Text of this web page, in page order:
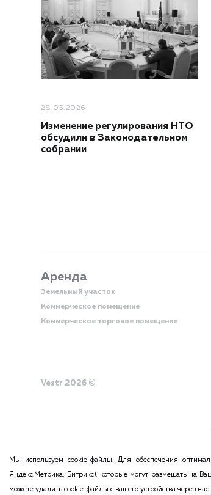
28.05.2026
Изменение регулирования НТО
обсудили в Законодательном
собрании
Аренда
Земельный участок
Коммерческое помещение
Коммерческое торговое помещение
Vestr 2026 ©
Вся информация, размещенная на данном
материалов этого сайта возможна
Мы используем cookie-файлы. Для обеспечения
Яндекс.Метрика, Битрикс), которые могут размещать на
можете удалить cookie-файлы с вашего устройства через